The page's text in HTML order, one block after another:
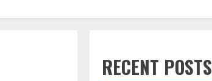
RECENT POSTS